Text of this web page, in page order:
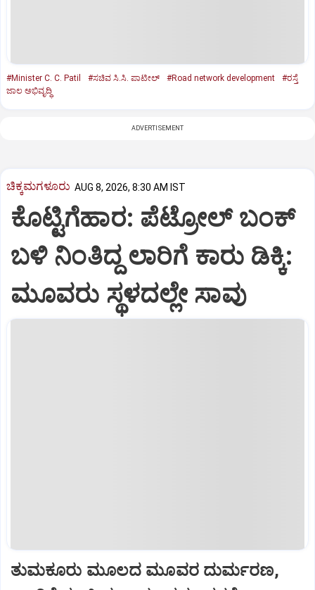
#Minister C. C. Patil #ಸಚಿವ ಸಿ.ಸಿ. ಪಾಟೀಲ್ #Road network development
#ರಸ್ತೆ
ಜಾಲ ಅಭಿವೃದ್ಧಿ
ADVERTISEMENT
ಚಿಕ್ಕಮಗಳೂರು AUG 8, 2026, 8:30 AM IST
ಕೊಟ್ಟಿಗೆಹಾರ: ಪೆಟ್ರೋಲ್ ಬಂಕ್
ಬಳಿ ನಿಂತಿದ್ದ ಲಾರಿಗೆ ಕಾರು ಡಿಕ್ಕಿ:
ಮೂವರು ಸ್ಥಳದಲ್ಲೇ ಸಾವು
ತುಮಕೂರು ಮೂಲದ ಮೂವರ ದುರ್ಮರಣ,